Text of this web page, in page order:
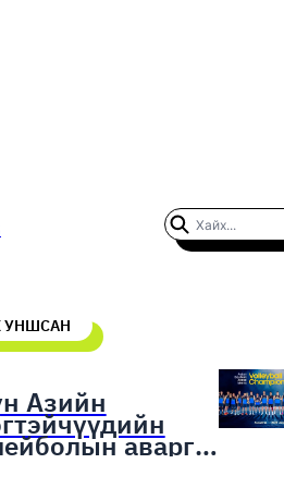
УНШСАН
Азийн
аварга